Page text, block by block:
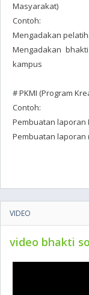
Masyarakat)
Contoh:
Mengadakan
Mengadakan
kampus
# PKMI (Program
Contoh:
Pembuatan laporan
Pembuatan laporan
VIDEO
video bhakti